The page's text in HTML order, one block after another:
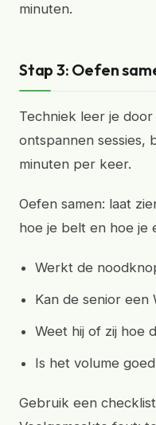
minuten.
Stap 3: Oefen
Techniek leer je
ontspannen sessies,
minuten per keer.
Oefen samen: laat
hoe je belt en hoe je
Werkt de
Kan de senior
Weet hij of zij hoe
Is het volume
Gebruik een